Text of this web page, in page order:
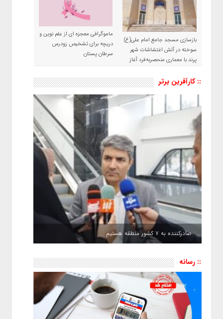
بازسازی مسجد جامع امام علی(ع)
سوخته در آتش اغتشاشات شهر
پرند با معماری منحصربه‌فرد آغاز
ماموگرافی معجزه ای از علم نوین و
دریچه برای تشخیص زودرس
سرطان پستان
:: کارآفرین برتر
صادرکننده به ۷ کشور منطقه هستیم
:: رسانه